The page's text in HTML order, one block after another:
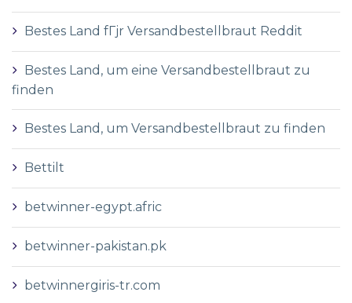
Bestes Land fГјr Versandbestellbraut Reddit
Bestes Land, um eine Versandbestellbraut zu
finden
Bestes Land, um Versandbestellbraut zu finden
Bettilt
betwinner-egypt.afric
betwinner-pakistan.pk
betwinnergiris-tr.com